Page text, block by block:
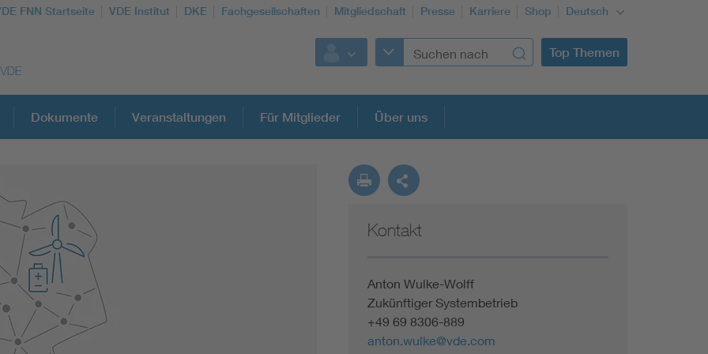
FNN Startseite VDE Institut DKE Fachgesellschaften Mitgliedschaft Presse Karriere Shop Deutsch
Top Themen
Vom Netz zum System
Digitalisierung und Metering
Versorgungsqualität Stromnetze
Dokumente Veranstaltungen Für Mitglieder Über uns
Kontakt
Anton Wulke-Wolff
Zukünftiger Systembetrieb
+49 69 8306-889
anton.wulke@vde.com